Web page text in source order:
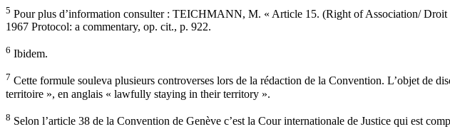
5 Pour plus d’information consulter : TEICHMANN, M. « Article 15. (Right of Association/
1967 Protocol: a commentary, op. cit., p. 922.
6 Ibidem.
7 Cette formule souleva plusieurs controverses lors de la rédaction de la Convention. L’objet de
territoire », en anglais « lawfully staying in their territory ».
8 Selon l’article 38 de la Convention de Genève c’est la Cour internationale de Justice qui est